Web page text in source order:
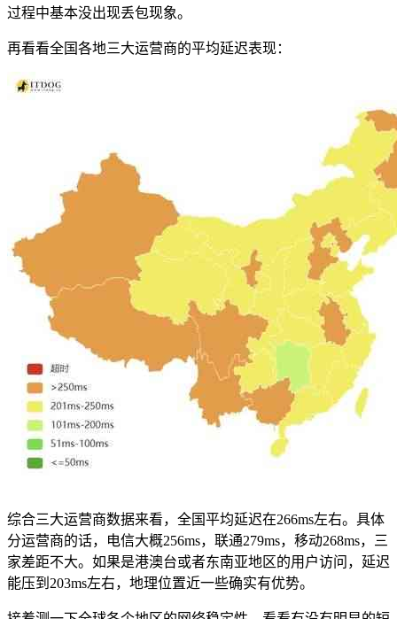
过程中基本没出现丢包现象。
再看看全国各地三大运营商的平均延迟表现：
综合三大运营商数据来看，全国平均延迟在266ms左右。具体
分运营商的话，电信大概256ms，联通279ms，移动268ms，三
家差距不大。如果是港澳台或者东南亚地区的用户访问，延迟
能压到203ms左右，地理位置近一些确实有优势。